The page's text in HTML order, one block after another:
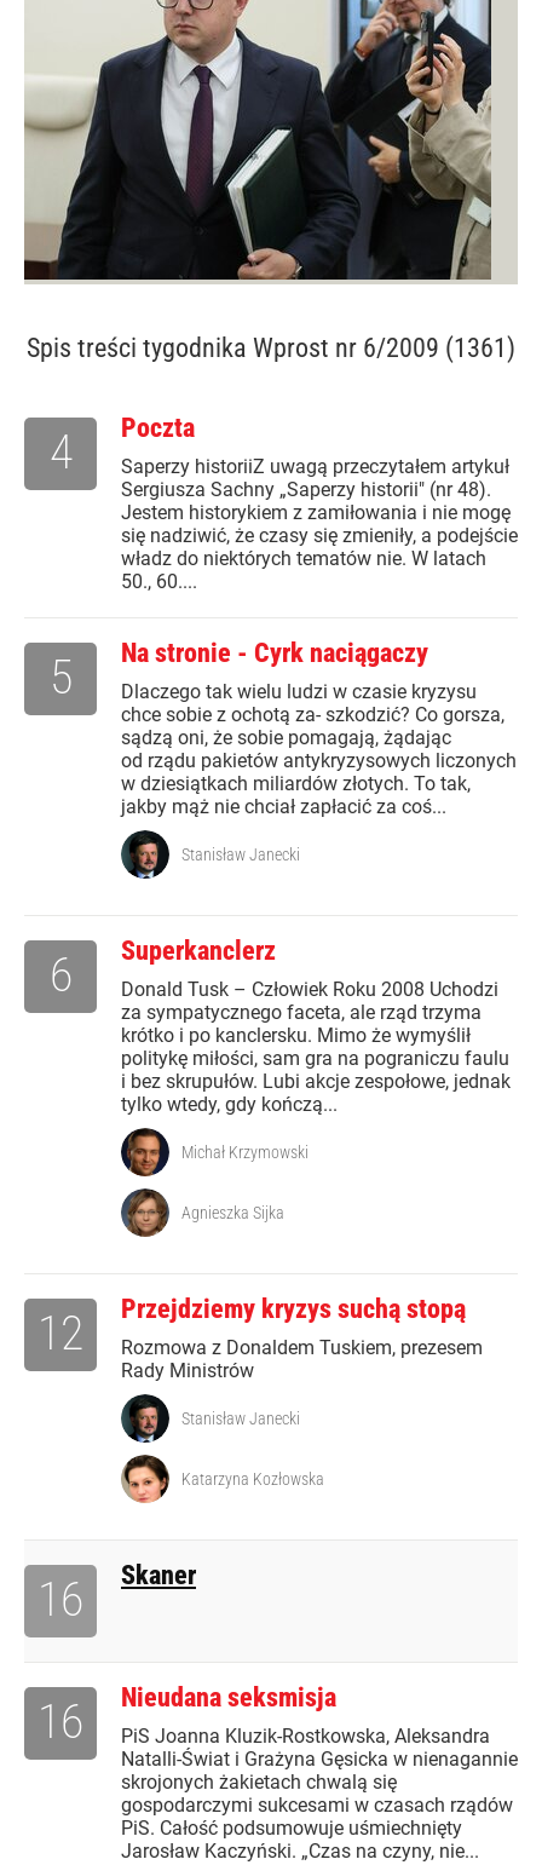
Spis treści tygodnika Wprost nr 6/2009 (1361)
Poczta
Saperzy historiiZ uwagą przeczytałem artykuł
Sergiusza Sachny „Saperzy historii" (nr 48).
Jestem historykiem z zamiłowania i nie mogę
się nadziwić, że czasy się zmieniły, a podejście
władz do niektórych tematów nie. W latach
50., 60....
4
Na stronie - Cyrk naciągaczy
Dlaczego tak wielu ludzi w czasie kryzysu
chce sobie z ochotą za- szkodzić? Co gorsza,
sądzą oni, że sobie pomagają, żądając
od rządu pakietów antykryzysowych liczonych
w dziesiątkach miliardów złotych. To tak,
jakby mąż nie chciał zapłacić za coś...
5
Stanisław Janecki
Superkanclerz
Donald Tusk – Człowiek Roku 2008 Uchodzi
za sympatycznego faceta, ale rząd trzyma
krótko i po kanclersku. Mimo że wymyślił
politykę miłości, sam gra na pograniczu faulu
i bez skrupułów. Lubi akcje zespołowe, jednak
tylko wtedy, gdy kończą...
6
Michał Krzymowski
Agnieszka Sijka
Przejdziemy kryzys suchą stopą
Rozmowa z Donaldem Tuskiem, prezesem
Rady Ministrów
12
Stanisław Janecki
Katarzyna Kozłowska
Skaner
16
Nieudana seksmisja
PiS Joanna Kluzik-Rostkowska, Aleksandra
Natalli-Świat i Grażyna Gęsicka w nienagannie
skrojonych żakietach chwalą się
gospodarczymi sukcesami w czasach rządów
PiS. Całość podsumowuje uśmiechnięty
Jarosław Kaczyński. „Czas na czyny, nie...
16